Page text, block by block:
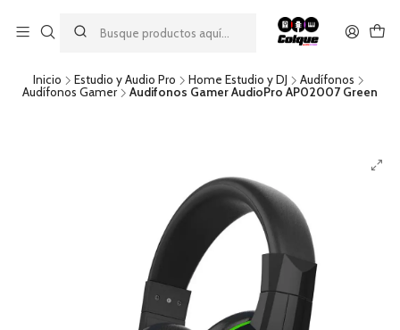
descuento por pago con transferencia bancaria
por una compra mínima de $49.990. Este descuento no es
acumulable a otras promociones ni aplicable a gastos de envío.
Inicio Estudio y Audio Pro Home Estudio y DJ
Audífonos
Audífonos Gamer
Audifonos Gamer AudioPro AP02007 Green